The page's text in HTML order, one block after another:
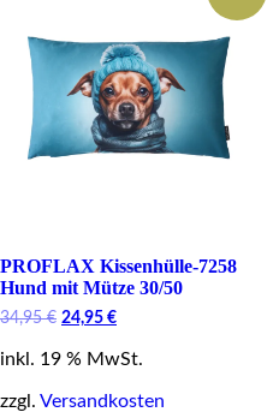
PROFLAX Kissenhülle-7258
Hund mit Mütze 30/50
34,95€ Original
was:
24,95 €Current
is:
inkl. 19 % MwSt.
zzgl. Versandkosten